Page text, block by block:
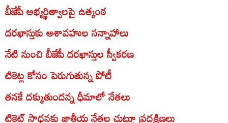
బీజేపీ అభ్యర్థిత్వాలపై ఉత్కంఠ
దరఖాస్తుకు ఆశావహుల సన్నాహాలు
నేటి నుంచి బీజేపీ దరఖాస్తుల స్వీకరణ
టికెట్ల కోసం పెరుగుతున్న పోటీ
తనకే దక్కుతుందన్న ధీమాలో నేతలు
టికెట్‌ సాధనకు జాతీయ నేతల చుట్టూ ప్రదక్షిణలు